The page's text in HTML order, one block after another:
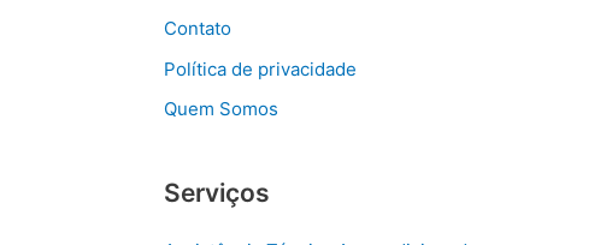
Contato
Política de privacidade
Quem Somos
Serviços